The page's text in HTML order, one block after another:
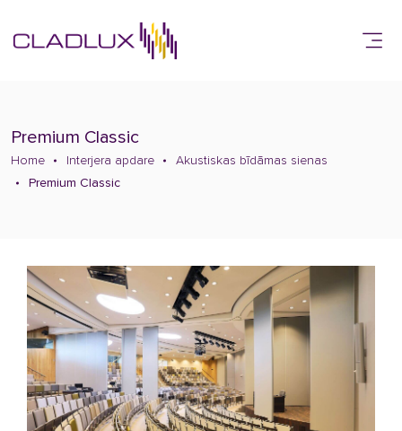
Premium Classic
Home Interjera apdare
Akustiskas bīdāmas sienas
Premium Classic